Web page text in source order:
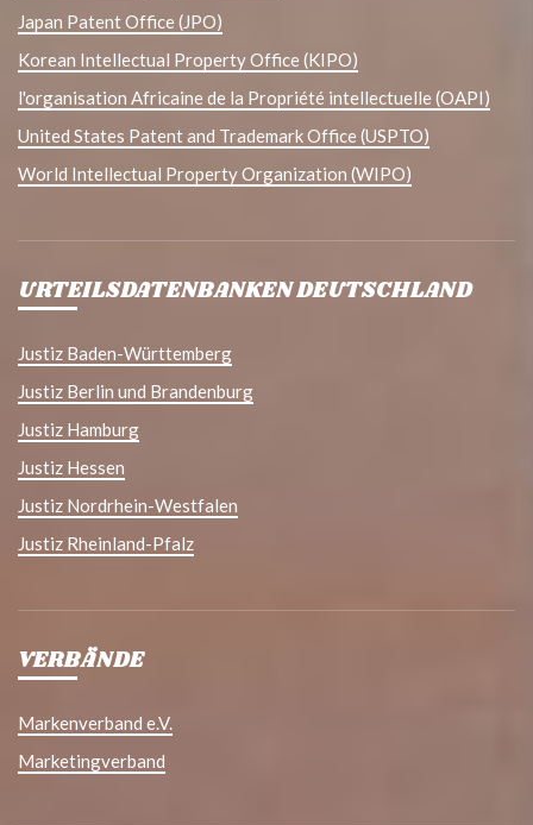
Japan Patent Office (JPO)
Korean Intellectual Property Office (KIPO)
l'organisation Africaine de la Propriété intellectuelle (OAPI)
United States Patent and Trademark Office (USPTO)
World Intellectual Property Organization (WIPO)
URTEILSDATENBANKEN DEUTSCHLAND
Justiz Baden-Württemberg
Justiz Berlin und Brandenburg
Justiz Hamburg
Justiz Hessen
Justiz Nordrhein-Westfalen
Justiz Rheinland-Pfalz
VERBÄNDE
Markenverband e.V.
Marketingverband